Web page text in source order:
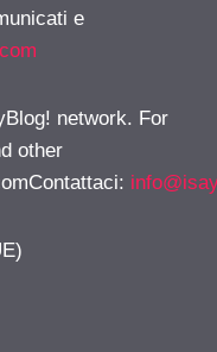
e
network. For
other
: